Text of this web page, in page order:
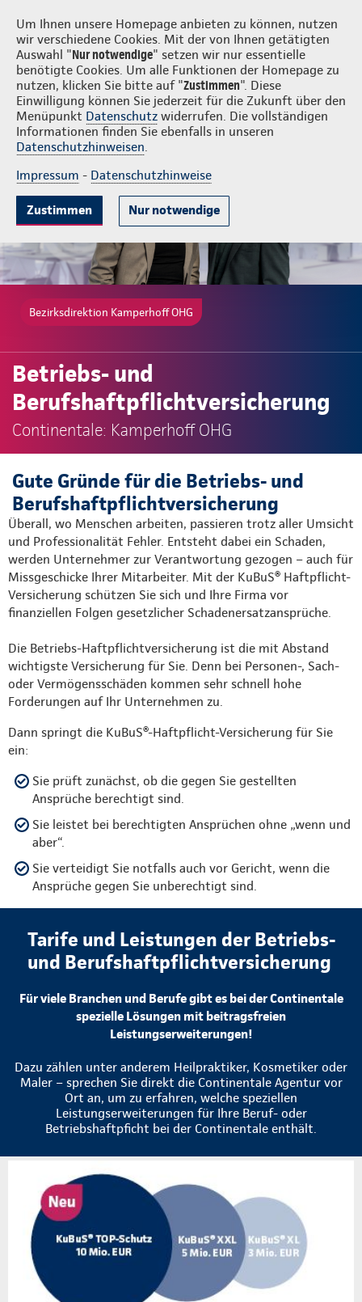
Um Ihnen unsere Homepage anbieten zu können, nutzen
wir verschiedene Cookies. Mit der von Ihnen getätigten
Auswahl "Nur notwendige" setzen wir nur essentielle
benötigte Cookies. Um alle Funktionen der Homepage zu
nutzen, klicken Sie bitte auf "Zustimmen". Diese
Einwilligung können Sie jederzeit für die Zukunft über den
Menüpunkt Datenschutz widerrufen. Die vollständigen
Informationen finden Sie ebenfalls in unseren
Datenschutzhinweisen.
Impressum - Datenschutzhinweise
Zustimmen Nur notwendige
Kamperhoff OHG Login
Gute Gründe Tarife & Leistungen Wissenswertes Beratung &
Bezirksdirektion Kamperhoff OHG
Betriebs- und
Berufshaftpflichtversicherung
Continentale: Kamperhoff OHG
Gute Gründe für die Betriebs- und
Berufshaftpflichtversicherung
Überall, wo Menschen arbeiten, passieren trotz aller Umsicht
und Professionalität Fehler. Entsteht dabei ein Schaden,
werden Unternehmer zur Verantwortung gezogen – auch für
Missgeschicke Ihrer Mitarbeiter. Mit der KuBuS® Haftpflicht-
Versicherung schützen Sie sich und Ihre Firma vor
finanziellen Folgen gesetzlicher Schadenersatzansprüche.
Die Betriebs-Haftpflichtversicherung ist die mit Abstand
wichtigste Versicherung für Sie. Denn bei Personen-, Sach-
oder Vermögensschäden kommen sehr schnell hohe
Forderungen auf Ihr Unternehmen zu.
Dann springt die KuBuS®-Haftpflicht-Versicherung für Sie
ein:
Sie prüft zunächst, ob die gegen Sie gestellten
Ansprüche berechtigt sind.
Sie leistet bei berechtigten Ansprüchen ohne „wenn und
aber“.
Sie verteidigt Sie notfalls auch vor Gericht, wenn die
Ansprüche gegen Sie unberechtigt sind.
Tarife und Leistungen der Betriebs-
und Berufshaftpflichtversicherung
Für viele Branchen und Berufe gibt es bei der Continentale
spezielle Lösungen mit beitragsfreien
Leistungserweiterungen!
Dazu zählen unter anderem Heilpraktiker, Kosmetiker oder
Maler – sprechen Sie direkt die Continentale Agentur vor
Ort an, um zu erfahren, welche speziellen
Leistungserweiterungen für Ihre Beruf- oder
Betriebshaftpficht bei der Continentale enthält.